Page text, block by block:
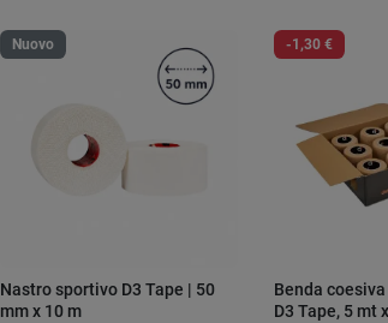
Nuovo
Nastro sportivo D3 Tape | 50
mm x 10 m
-1,30 €
Benda
D3 Tape, 5 mt